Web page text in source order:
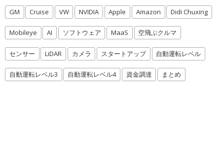
GM Cruise VW NVIDIA Apple Amazon Didi Chuxing
Mobileye AI ソフトウェア MaaS 空飛ぶクルマ
センサー LiDAR カメラ スタートアップ 自動運転レベル
自動運転レベル3 自動運転レベル4 資金調達 まとめ